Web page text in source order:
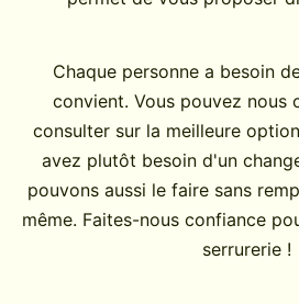
Chaque personne a besoin
convient. Vous pouvez nous
consulter sur la meilleure
avez plutôt besoin d'un
pouvons aussi le faire sans
même. Faites-nous confiance
serrurerie !